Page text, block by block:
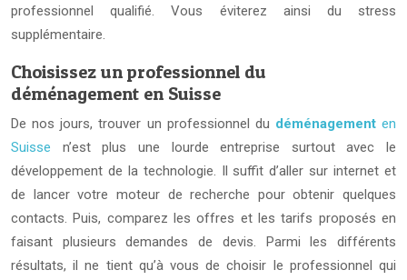
professionnel qualifié. Vous éviterez ainsi du stress
supplémentaire.
Choisissez un professionnel du
déménagement en Suisse
De nos jours, trouver un professionnel du déménagementen
Suisse n’est plus une lourde entreprise surtout avec le
développement de la technologie. Il suffit d’aller sur internet et
de lancer votre moteur de recherche pour obtenir quelques
contacts. Puis, comparez les offres et les tarifs proposés en
faisant plusieurs demandes de devis. Parmi les différents
résultats, il ne tient qu’à vous de choisir le professionnel qui